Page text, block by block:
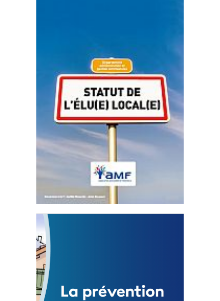
Statut de l’élu local
3 avril 2024
Mise à jour avril 2024
FEUILLETER